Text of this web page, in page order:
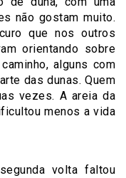
não gostam muito.
que nos outros
orientando sobre
alguns com
das dunas. Quem
vezes. A areia da
menos a vida
volta faltou